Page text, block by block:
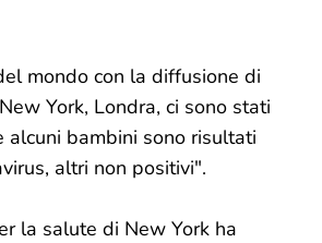
mondo con la diffusione di
York, Londra, ci sono stati
alcuni bambini sono risultati
altri non positivi".
la salute di New York ha